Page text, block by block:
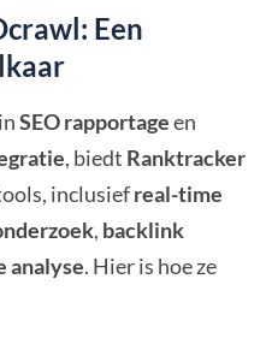
Een
SEO rapportageen
, biedt Ranktracker
inclusiefreal-time
, backlink
analyse. Hier is hoe ze